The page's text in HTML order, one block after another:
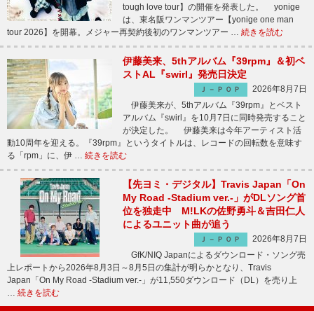
tough love tour】の開催を発表した。 yonige
は、東名阪ワンマンツアー【yonige one man
tour 2026】を開幕。メジャー再契約後初のワンマンツアー … 続きを読む
伊藤美来、5thアルバム『39rpm』＆初ベ
ストAL『swirl』発売日決定
Ｊ－ＰＯＰ
2026年8月7日
伊藤美来が、5thアルバム『39rpm』とベスト
アルバム『swirl』を10月7日に同時発売すること
が決定した。 伊藤美来は今年アーティスト活
動10周年を迎える。『39rpm』というタイトルは、レコードの回転数を意味す
る「rpm」に、伊 … 続きを読む
【先ヨミ・デジタル】Travis Japan「On
My Road -Stadium ver.-」がDLソング首
位を独走中 M!LKの佐野勇斗＆吉田仁人
によるユニット曲が追う
Ｊ－ＰＯＰ
2026年8月7日
GfK/NIQ Japanによるダウンロード・ソング売
上レポートから2026年8月3日～8月5日の集計が明らかとなり、Travis
Japan「On My Road -Stadium ver.-」が11,550ダウンロード（DL）を売り上
… 続きを読む